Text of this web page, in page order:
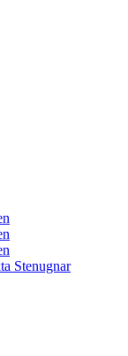
Stenugnar